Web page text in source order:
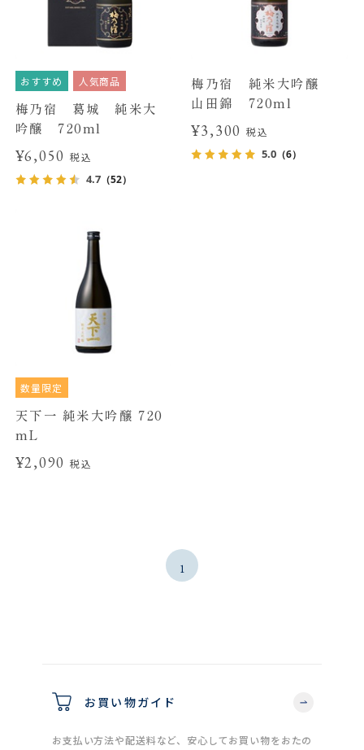
おすすめ 人気商品
梅乃宿 葛城 純米大
吟醸 720ml
¥6,050税込
4.7（52）
梅乃宿 純米大吟醸
山田錦 720ml
¥3,300 税込
5.0 （6）
数量限定
天下一 純米大吟醸 720
mL
¥2,090税込
1
お買い物ガイド
お支払い方法や配送料など、安心してお買い物をおたの